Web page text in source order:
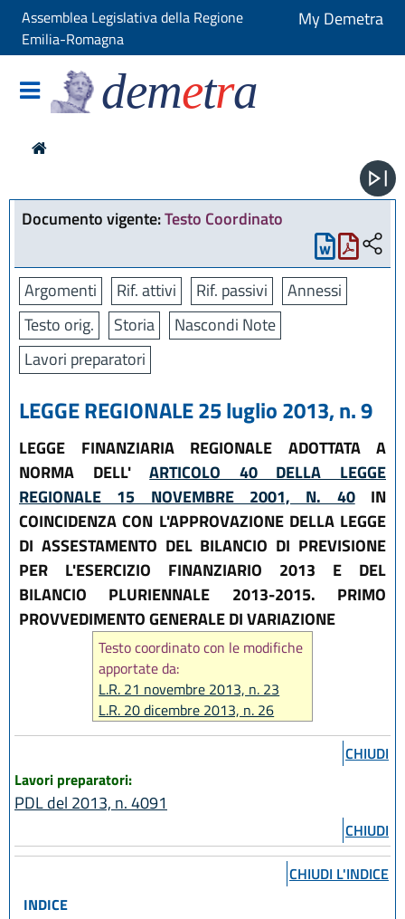
Assemblea Legislativa della Regione
Emilia-Romagna
My Demetra
demetra
Documento vigente:Testo Coordinato
Argomenti Rif. attivi Rif. passivi
Annessi
Testo orig.
Storia
Nascondi Note
Lavori preparatori
LEGGE REGIONALE 25 luglio 2013, n. 9
LEGGE FINANZIARIA REGIONALE ADOTTATA A
NORMA DELL'ARTICOLO 40 DELLA LEGGE
REGIONALE 15 NOVEMBRE 2001, N. 40IN
COINCIDENZA CON L'APPROVAZIONE DELLA LEGGE
DI ASSESTAMENTO DEL BILANCIO DI PREVISIONE
PER L'ESERCIZIO FINANZIARIO 2013 E DEL
BILANCIO PLURIENNALE 2013-2015. PRIMO
PROVVEDIMENTO GENERALE DI VARIAZIONE
Testo coordinato con le modifiche
apportate da:
L.R. 21 novembre 2013, n. 23
L.R. 20 dicembre 2013, n. 26
L.R. 14 giugno 2024, n. 7
CHIUDI
Lavori preparatori:
PDL del 2013, n. 4091
CHIUDI
CHIUDI L'INDICE
INDICE